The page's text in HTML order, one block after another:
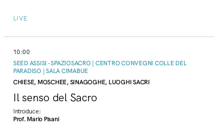
LIVE
10:00
SEED ASSISI - SPAZIOSACRO | CENTRO CONVEGNI COLLE DEL
PARADISO | SALA CIMABUE
CHIESE, MOSCHEE, SINAGOGHE, LUOGHI SACRI
Il senso del Sacro
Introduce:
Prof. Mario Pisani